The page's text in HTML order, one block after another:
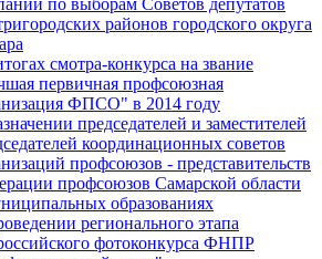
районов городского округа
смотра-конкурса на звание
первичная профсоюзная
ФПСО" в 2014 году
председателей и заместителей
координационных советов
профсоюзов - представительств
профсоюзов Самарской области
образованиях
регионального этапа
фотоконкурса ФНПР